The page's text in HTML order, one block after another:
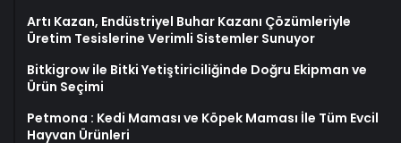
Artı Kazan, Endüstriyel Buhar Kazanı Çözümleriyle
Üretim Tesislerine Verimli Sistemler Sunuyor
Bitkigrow ile Bitki Yetiştiriciliğinde Doğru Ekipman ve
Ürün Seçimi
Petmona : Kedi Maması ve Köpek Maması İle Tüm Evcil
Hayvan Ürünleri